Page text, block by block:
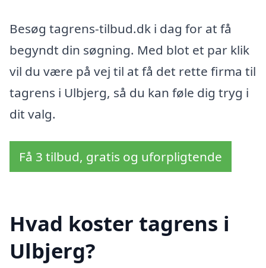
Besøg tagrens-tilbud.dk i dag for at få
begyndt din søgning. Med blot et par klik
vil du være på vej til at få det rette firma til
tagrens i Ulbjerg, så du kan føle dig tryg i
dit valg.
Få 3 tilbud, gratis og uforpligtende
Hvad koster tagrens i
Ulbjerg?